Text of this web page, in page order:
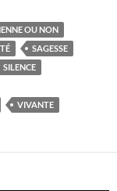
OU NON
SAGESSE
SILENCE
VIVANTE